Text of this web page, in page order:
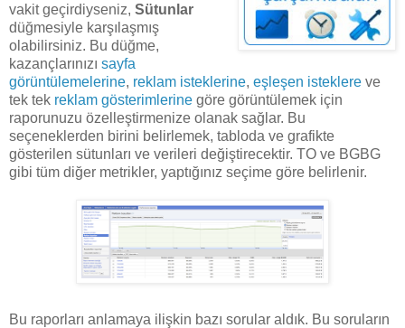
vakit geçirdiyseniz, Sütunlar
düğmesiyle karşılaşmış
olabilirsiniz. Bu düğme,
kazançlarınızı sayfa
görüntülemelerine, reklam isteklerine, eşleşen isteklere ve
tek tek reklam gösterimlerine göre görüntülemek için
raporunuzu özelleştirmenize olanak sağlar. Bu
seçeneklerden birini belirlemek, tabloda ve grafikte
gösterilen sütunları ve verileri değiştirecektir. TO ve BGBG
gibi tüm diğer metrikler, yaptığınız seçime göre belirlenir.
Bu raporları anlamaya ilişkin bazı sorular aldık. Bu soruların